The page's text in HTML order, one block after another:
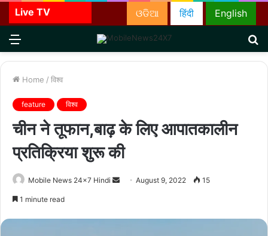
Live TV English
हिंदी
ଓଡିଆ
Menu
Home / विश्व
feature विश्व
चीन ने तूफान,बाढ़ के लिए आपातकालीन
प्रतिक्रिया शुरू की
Mobile News 24x7 Hindi
SendAugust 9, 2022 15
1 minute read